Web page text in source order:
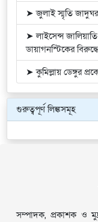
➤ জুলাই স্মৃতি জাদুঘর
➤ লাইসেন্স
ডায়াগনস্টিকের
➤ কুমিল্লায় ডেঙ্গুর
গুরুত্বপূর্ণ লিঙ্কসমূহ
সম্পাদক, প্রকাশক ও